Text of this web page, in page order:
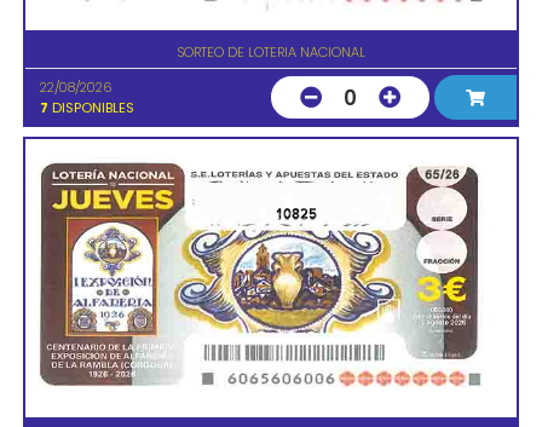
SORTEO DE LOTERIA NACIONAL
22/08/2026
7 DISPONIBLES 0
10825